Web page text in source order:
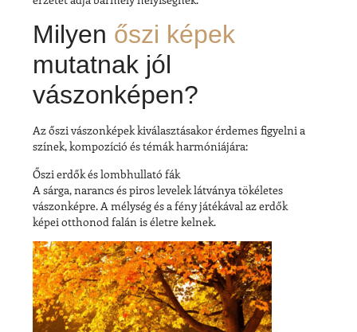
Milyen őszi képek
mutatnak jól
vászonképen?
Az őszi vászonképek kiválasztásakor érdemes figyelni a
színek, kompozíció és témákharmóniájára:
Őszi erdők és lombhullató fák
A sárga, narancs és piros levelek látványa tökéletes
vászonképre. A mélység és a fény játékával az erdők
képei otthonod falán is életre kelnek.